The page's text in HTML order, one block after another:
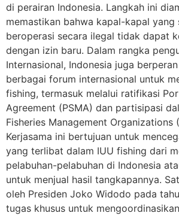
di perairan Indonesia. Langkah ini
memastikan bahwa kapal-kapal yang
beroperasi secara ilegal tidak dapat
dengan izin baru. Dalam rangka
Internasional, Indonesia juga
berbagai forum internasional untuk
fishing, termasuk melalui ratifikasi
Agreement (PSMA) dan partisipasi
Fisheries Management Organizations
Kerjasama ini bertujuan untuk
yang terlibat dalam IUU fishing dari
pelabuhan-pelabuhan di Indonesia
untuk menjual hasil tangkapannya.
oleh Presiden Joko Widodo pada
tugas khusus untuk